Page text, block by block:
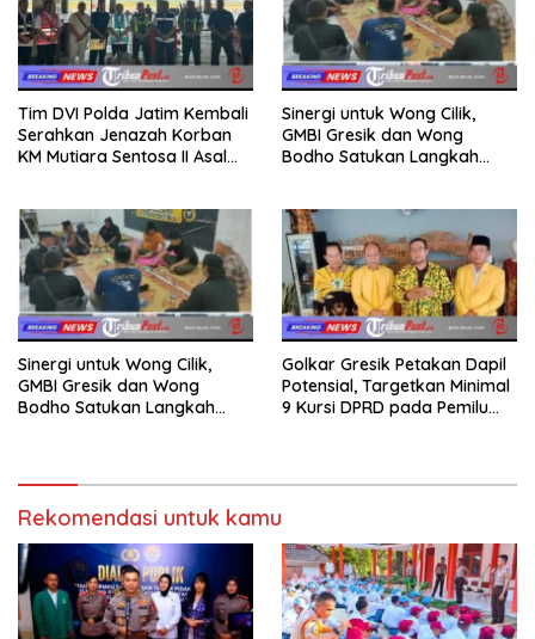
Tim DVI Polda Jatim Kembali
Serahkan Jenazah Korban
KM Mutiara Sentosa II Asal
Sinergi untuk Wong Cilik,
GMBI Gresik dan Wong
Bodho Satukan Langkah
Sinergi untuk Wong Cilik,
GMBI Gresik dan Wong
Bodho Satukan Langkah
Golkar Gresik Petakan Dapil
Potensial, Targetkan Minimal
9 Kursi DPRD pada Pemilu
Rekomendasi untuk kamu